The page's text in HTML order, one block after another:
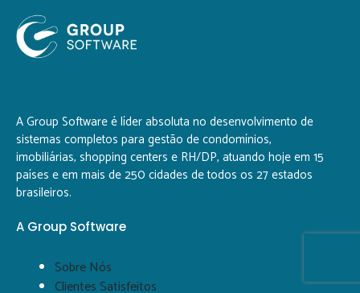
Nós usamos cookies e outras tecnologias
semelhantes para melhorar a sua experiência
com o nosso site. Ao navegar pelas páginas,
você declara estar de acordo com a nossa
Política de Privacidade.
Nós usamos cookies e outras tecnologias
semelhantes para melhorar a sua experiência
com o nosso site. Ao navegar pelas páginas,
você declara estar de acordo com a nossa
Política de Privacidade.
A Group Software é líder absoluta no desenvolvimento de
sistemas completos para gestão de condomínios,
imobiliárias, shopping centers e RH/DP, atuando hoje em 15
países e em mais de 250 cidades de todos os 27 estados
brasileiros.
A Group Software
Sobre Nós
Clientes Satisfeitos